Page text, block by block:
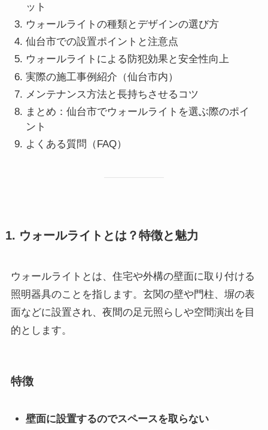
ット
ウォールライトの種類とデザインの選び方
仙台市での設置ポイントと注意点
ウォールライトによる防犯効果と安全性向上
実際の施工事例紹介（仙台市内）
メンテナンス方法と長持ちさせるコツ
まとめ：仙台市でウォールライトを選ぶ際のポイ
ント
よくある質問（FAQ）
1. ウォールライトとは？特徴と魅力
ウォールライトとは、住宅や外構の壁面に取り付ける
照明器具のことを指します。玄関の壁や門柱、塀の表
面などに設置され、夜間の足元照らしや空間演出を目
的とします。
特徴
壁面に設置するのでスペースを取らない